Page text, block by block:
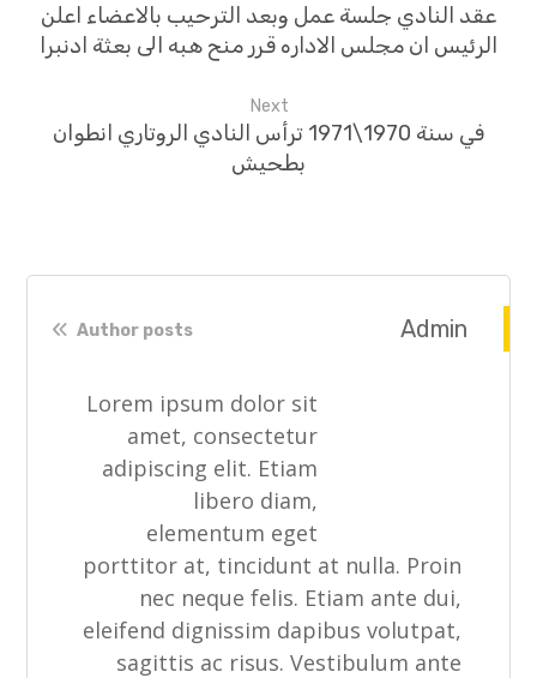
عقد النادي جلسة عمل وبعد الترحيب بالاعضاء اعلن
الرئيس ان مجلس الاداره قرر منح هبه الى بعثة ادنبرا
Next
في سنة 1970\1971 ترأس النادي الروتاري انطوان
بطحيش
Admin
Author posts
Lorem ipsum dolor sit
amet, consectetur
adipiscing elit. Etiam
libero diam,
elementum eget
porttitor at, tincidunt at nulla. Proin
nec neque felis. Etiam ante dui,
eleifend dignissim dapibus volutpat,
sagittis ac risus. Vestibulum ante